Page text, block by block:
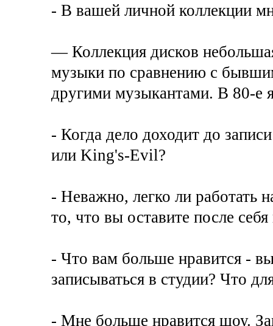
- В вашей личной коллекции
— Коллекция дисков
музыки по сравнению с
другими музыкантами. В 80-е
- Когда дело доходит до
или King's-Evil?
- Неважно, легко ли работать
то, что вы оставите после
- Что вам больше нравится -
записываться в студии? Что
- Мне больше нравится шоу.